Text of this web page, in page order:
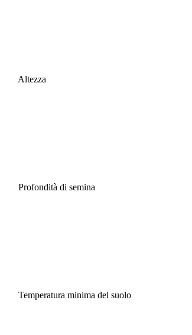
Altezza
Profondità di semina
Temperatura minima del suolo